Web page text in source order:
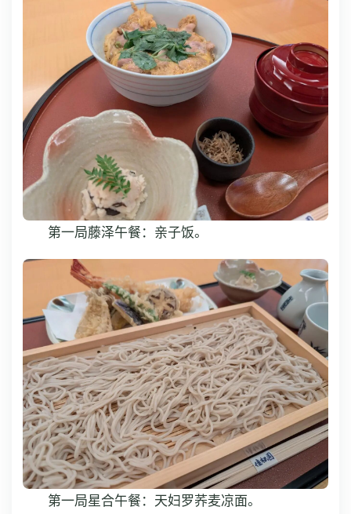
第一局藤泽午餐：亲子饭。
第一局星合午餐：天妇罗荞麦凉面。